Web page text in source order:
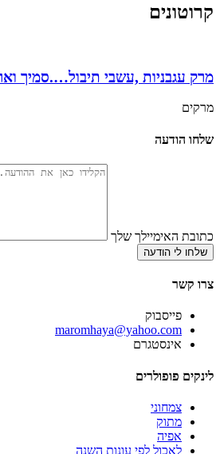
קרוטונים
מרק עגבניות ,עשבי תיבול….סמיך
מרקים
שלחו הודעה
כתובת האימיילך שלך
שלחו לי הודעה
צרו קשר
פייסבוק
‫maromhaya@yahoo.com
אינסטגרם
לינקים פופולרים
צמחוני
מתוק
אפיה
לאכול לפי עונות השנה